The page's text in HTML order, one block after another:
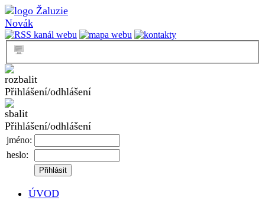
Přihlášení/odhlášení
Přihlášení/odhlášení
jméno:
heslo:
ÚVOD